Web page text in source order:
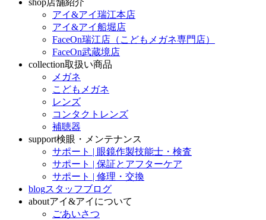
shop店舗紹介
アイ&アイ瑞江本店
アイ&アイ船堀店
FaceOn瑞江店（こどもメガネ専門店）
FaceOn武蔵境店
collection取扱い商品
メガネ
こどもメガネ
レンズ
コンタクトレンズ
補聴器
support検眼・メンテナンス
サポート | 眼鏡作製技能士・検査
サポート | 保証とアフターケア
サポート | 修理・交換
blogスタッフブログ
aboutアイ&アイについて
ごあいさつ